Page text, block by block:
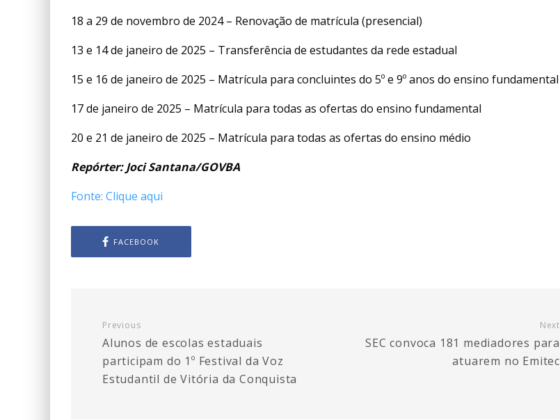
18 a 29 de novembro de 2024 – Renovação de matrícula (presencial)
13 e 14 de janeiro de 2025 – Transferência de estudantes da rede estadual
15 e 16 de janeiro de 2025 – Matrícula para concluintes do 5º e 9º anos do ensino fundamental
17 de janeiro de 2025 – Matrícula para todas as ofertas do ensino fundamental
20 e 21 de janeiro de 2025 – Matrícula para todas as ofertas do ensino médio
Repórter: Joci Santana/GOVBA
Fonte: Clique aqui
FACEBOOK
Previous
Alunos de escolas estaduais
participam do 1º Festival da Voz
Estudantil de Vitória da Conquista
Next
SEC convoca 181 mediadores para
atuarem no Emitec